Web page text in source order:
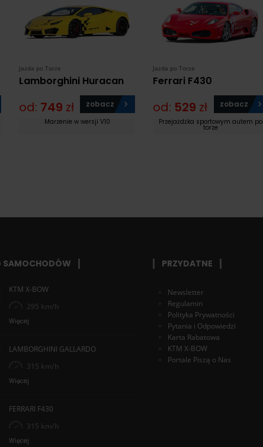
Jazda po Torze
Lamborghini Huracan
od: 749 zł zobacz
Marzenie w wersji V10
Jazda po Torze
Ferrari F430
od: 529 zł zobacz
Przejażdżka sportowym autem po
torze
SAMOCHODÓW
KTM X-BOW
295 km/h
Więcej
LAMBORGHINI GALLARDO
315 km/h
Więcej
FERRARI F430
315 km/h
Więcej
PRZYDATNE
Newsletter
Regulamin
Polityka Prywatności
Pytania i Odpowiedzi
Karta Rabatowa
KTM X-BOW
Portale Piszą o Nas